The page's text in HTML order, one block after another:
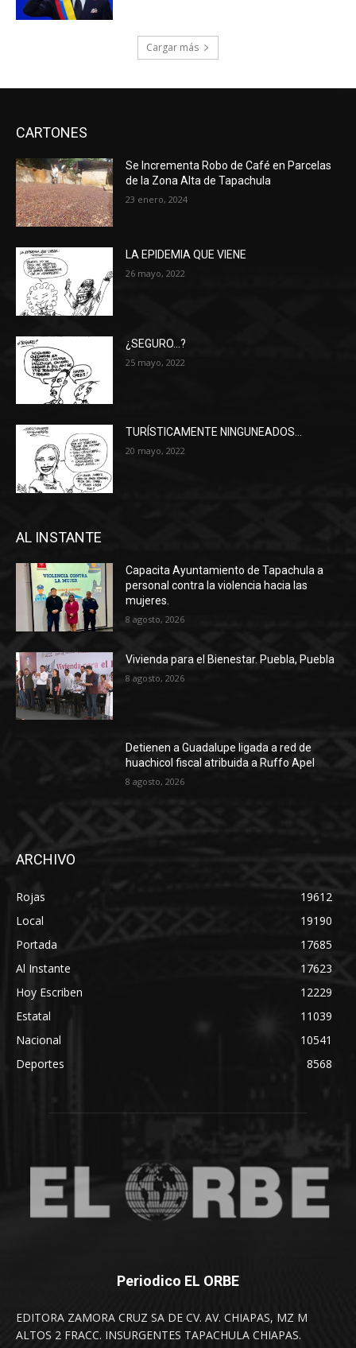
Cargar más
CARTONES
Se Incrementa Robo de Café en Parcelas
de la Zona Alta de Tapachula
23 enero, 2024
LA EPIDEMIA QUE VIENE
26 mayo, 2022
¿SEGURO…?
25 mayo, 2022
TURÍSTICAMENTE NINGUNEADOS…
20 mayo, 2022
AL INSTANTE
Capacita Ayuntamiento de Tapachula a
personal contra la violencia hacia las
mujeres.
8 agosto, 2026
Vivienda para el Bienestar. Puebla, Puebla
8 agosto, 2026
Detienen a Guadalupe ligada a red de
huachicol fiscal atribuida a Ruffo Apel
8 agosto, 2026
ARCHIVO
Rojas
19612
Local
19190
Portada
17685
Al Instante
17623
Hoy Escriben
12229
Estatal
11039
Nacional
10541
Deportes
8568
Periodico EL ORBE
EDITORA ZAMORA CRUZ SA DE CV. AV. CHIAPAS, MZ M
ALTOS 2 FRACC. INSURGENTES TAPACHULA CHIAPAS.